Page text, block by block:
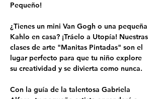
Pequeño!
¿Tienes un mini Van Gogh o una pequeña
Kahlo en casa? ¡Tráelo a Utopía! Nuestras
clases de arte "Manitas Pintadas" son el
lugar perfecto para que tu niño explore
su creatividad y se divierta como nunca.
Con la guía de la talentosa Gabriela